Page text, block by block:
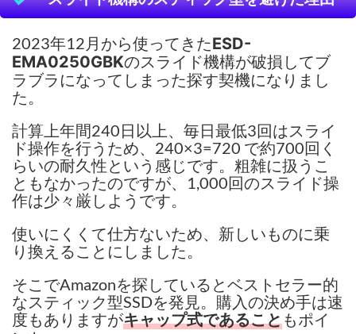
2023年12月から使ってきたESD-
EMA0250GBKのスライド機構が破損してブ
ラブラになってしまった探す契機になりまし
た。
計算上年間240日以上、毎日最低3回はスライ
ド操作を行うため、240×3=720 で約700回く
らいの耐久性という感じです。粗雑に扱うこ
ともなかったのですが、1,000回のスライド操
作は少々厳しようです。
使いにくくて仕方ないため、新しいものに乗
り換えることにしました。
そこでAmazonを探しているとベストセラー的
なスティック型SSDを発見。購入の決め手は速
度もありますがキャップ式であることもポイ